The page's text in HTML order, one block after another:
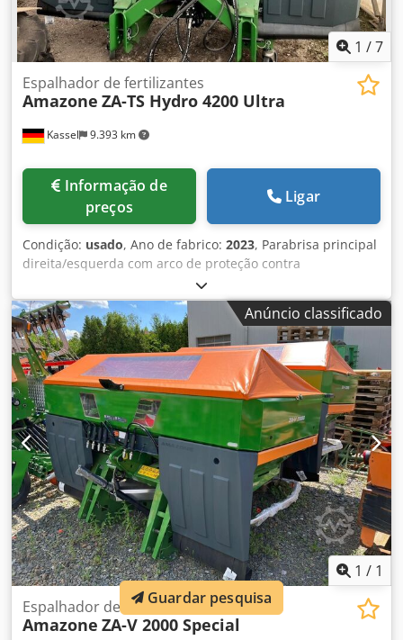
1 /7
Kassel 9.393 km
Espalhador de fertilizantes
Amazone ZA-TS Hydro 4200 Ultra
preços
Ligar
Condição: usado, Ano de fabrico: 2023, Parabrisa principal
direita/esquerda com arco de proteção contra
capotamento TS Auto L, dispositivo de separação /
giratório, montado de fábrica. Sensor de inclinação para
sistema de pesagem eletrônico / ajuste do sistema de
introdução. Componentes de instalação para sistema de
pesagem profissional para equipamentos básicos ZA.
Iluminação LED traseira manual. Dkjdpfx Anet A Udgs Eer
Anúncio classificado
1 / 1
Espalhador de fertilizantes
Amazone ZA-V 2000 Special
Guardar pesquisa